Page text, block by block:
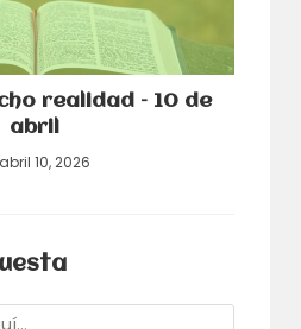
realidad – 10 de
abril
abril 10, 2026